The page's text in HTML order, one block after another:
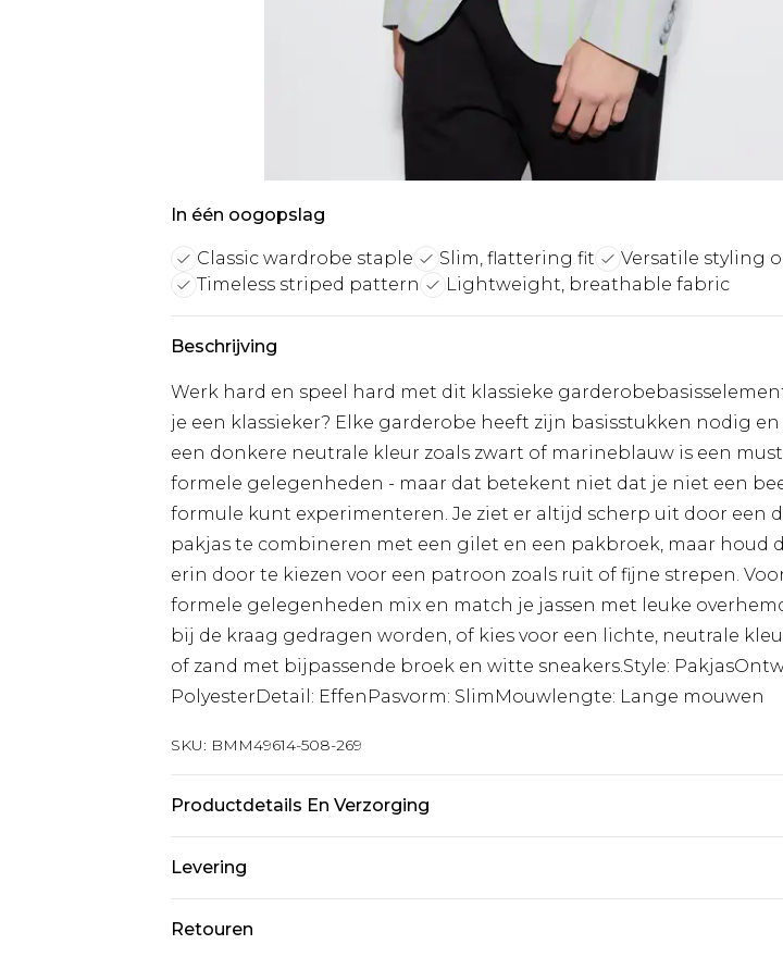
In één oogopslag
Classic wardrobe staple Slim, flattering fit
Versatile styling
Timeless striped pattern
Lightweight, breathable fabric
Beschrijving
Werk hard en speel hard met dit klassieke
je een klassieker? Elke garderobe heeft zijn basisstukken nodig
een donkere neutrale kleur zoals zwart of marineblauw is een
formele gelegenheden - maar dat betekent niet dat je niet een
formule kunt experimenteren. Je ziet er altijd scherp uit door een
pakjas te combineren met een gilet en een pakbroek, maar houd
erin door te kiezen voor een patroon zoals ruit of fijne strepen.
formele gelegenheden mix en match je jassen met leuke
bij de kraag gedragen worden, of kies voor een lichte, neutrale
of zand met bijpassende broek en witte sneakers.Style:
PolyesterDetail: EffenPasvorm: SlimMouwlengte: Lange mouwen
SKU: BMM49614-508-269
Productdetails En Verzorging
Levering
Standaardlevering Nederland
Retouren